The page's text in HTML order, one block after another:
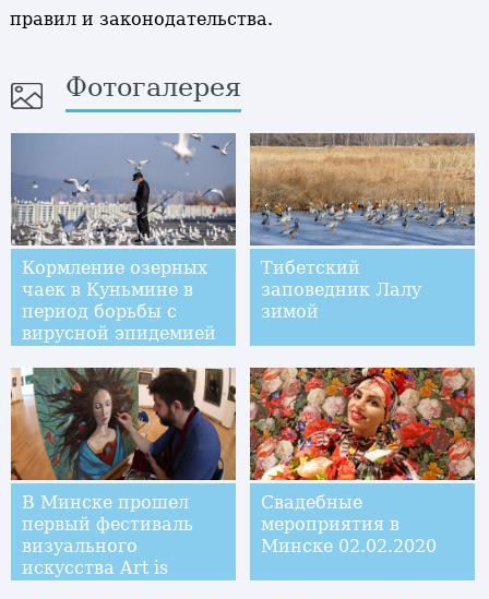
правил и законодательства.
Фотогалерея
Кормление озерных
чаек в Куньмине в
период борьбы с
вирусной эпидемией
Тибетский
заповедник Лалу
зимой
В Минске прошел
первый фестиваль
визуального
искусства Art is
Свадебные
мероприятия в
Минске 02.02.2020